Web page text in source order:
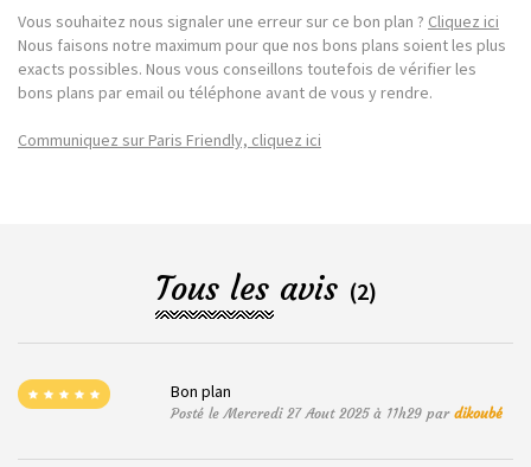
Vous souhaitez nous signaler une erreur sur ce bon plan ? Cliquez ici
Nous faisons notre maximum pour que nos bons plans soient les plus
exacts possibles. Nous vous conseillons toutefois de vérifier les
bons plans par email ou téléphone avant de vous y rendre.
Communiquez sur Paris Friendly, cliquez ici
Tous les avis (2)
Bon plan
Posté le Mercredi 27 Aout 2025 à 11h29 pardikoubé